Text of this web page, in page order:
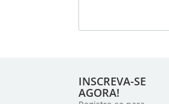
INSCREVA-SE
AGORA!